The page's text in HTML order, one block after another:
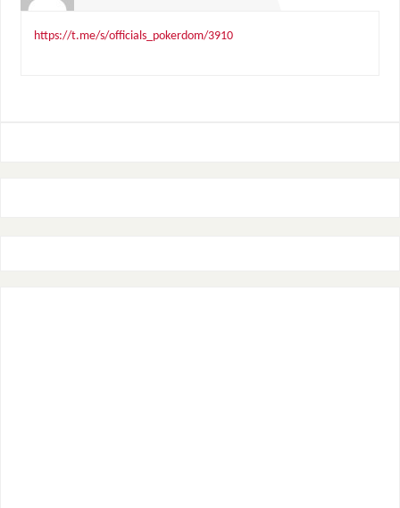
https://t.me/s/officials_pokerdom/3910